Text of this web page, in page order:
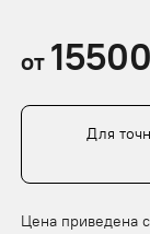
от
Для
Цена приведена